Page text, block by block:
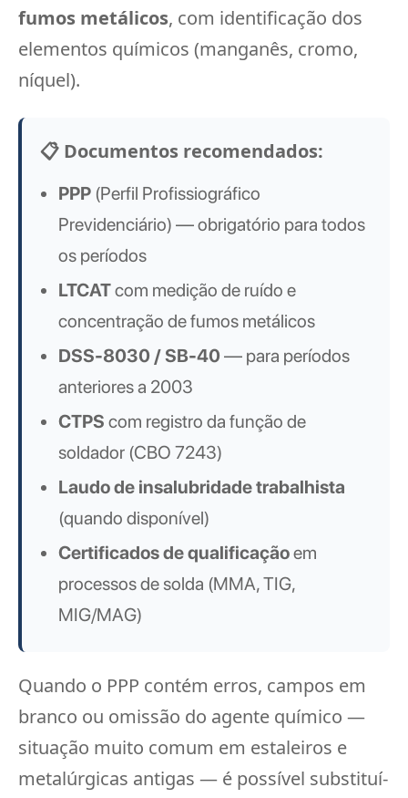
fumos metálicos, com identificação dos
elementos químicos (manganês, cromo,
níquel).
📋 Documentos recomendados:
PPP (Perfil Profissiográfico
Previdenciário) — obrigatório para todos
os períodos
LTCATcom medição de ruído e
concentração de fumos metálicos
DSS-8030 / SB-40 — para períodos
anteriores a 2003
CTPS com registro da função de
soldador (CBO 7243)
Laudo de insalubridade trabalhista
(quando disponível)
Certificados de qualificaçãoem
processos de solda (MMA, TIG,
MIG/MAG)
Quando o PPP contém erros, campos em
branco ou omissão do agente químico —
situação muito comum em estaleiros e
metalúrgicas antigas — é possível substituí-